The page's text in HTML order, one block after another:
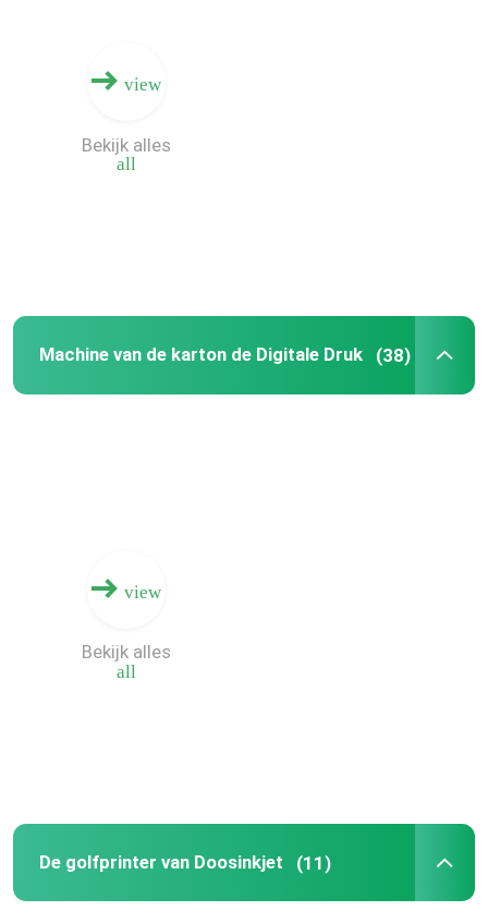
Producten
Verzoek om een Citaat
Golf Digitale Drukmachine
view
all
Bekijk alles
Machine van de karton de Digitale Druk (38)
view
all
Bekijk alles
De golfprinter van Doosinkjet (11)